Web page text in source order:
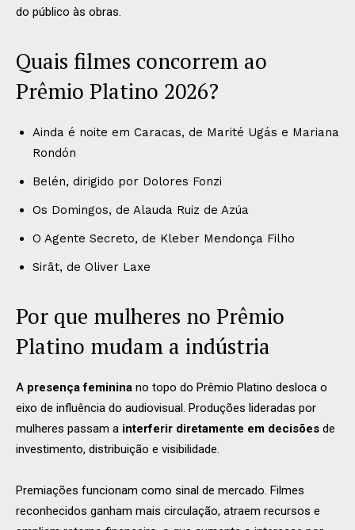
do público às obras.
Quais filmes concorrem ao
Prêmio Platino 2026?
Ainda é noite em Caracas, de Marité Ugás e Mariana
Rondón
Belén, dirigido por Dolores Fonzi
Os Domingos, de Alauda Ruiz de Azúa
O Agente Secreto, de Kleber Mendonça Filho
Sirât, de Oliver Laxe
Por que mulheres no Prêmio
Platino mudam a indústria
A presença feminina no topo do Prêmio Platino desloca o
eixo de influência do audiovisual. Produções lideradas por
mulheres passam a interferir diretamente em decisões de
investimento, distribuição e visibilidade.
Premiações funcionam como sinal de mercado. Filmes
reconhecidos ganham mais circulação, atraem recursos e